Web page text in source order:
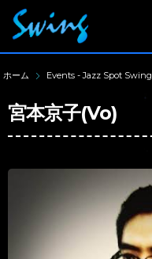
ホーム Events - Jazz Spot Swing
宮本京子(Vo)